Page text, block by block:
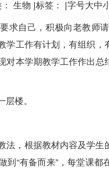
生物 |标签： |字号大中
求自己，积极向老教师
学工作有计划，有组织
对本学期教学工作作出
楼。
法，根据教材内容及学
到“有备而来”，每堂课